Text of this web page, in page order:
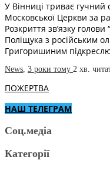
У Вінниці триває гучний
Московської Церкви за
Розкриття зв’язку
Поліщука з російським
Григоришиним
News, 3 роки тому 2 хв.
ПОЖЕРТВА
НАШ ТЕЛЕГРАМ
Соц.медіа
Категорії